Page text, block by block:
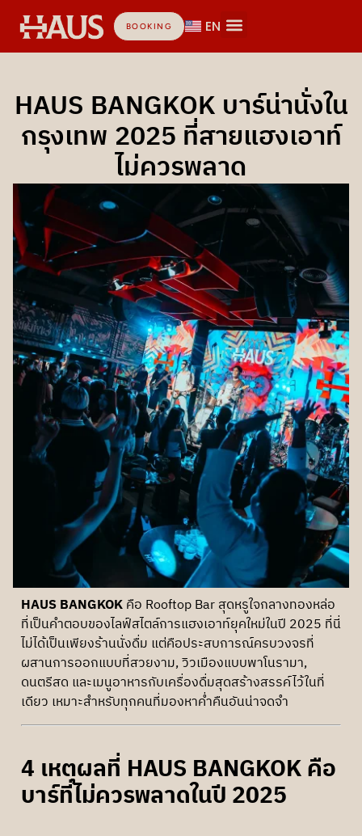
BOOKING EN
HAUS BANGKOK บาร์น่านั่งใน
กรุงเทพ 2025 ที่สายแฮงเอาท์
ไม่ควรพลาด
HAUS BANGKOKคือ Rooftop Bar สุดหรูใจกลางทองหล่อ
ที่เป็นคำตอบของไลฟ์สไตล์การแฮงเอาท์ยุคใหม่ในปี 2025 ที่นี่
ไม่ได้เป็นเพียงร้านนั่งดื่ม แต่คือประสบการณ์ครบวงจรที่
ผสานการออกแบบที่สวยงาม, วิวเมืองแบบพาโนรามา,
ดนตรีสด และเมนูอาหารกับเครื่องดื่มสุดสร้างสรรค์ไว้ในที่
เดียว เหมาะสำหรับทุกคนที่มองหาค่ำคืนอันน่าจดจำ
4 เหตุผลที่ HAUS BANGKOK คือ
บาร์ที่ไม่ควรพลาดในปี 2025